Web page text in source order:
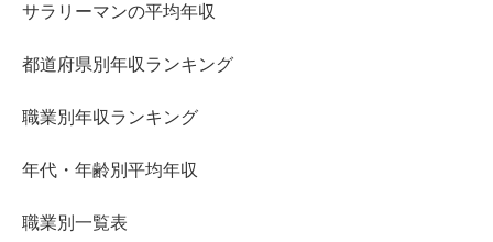
サラリーマンの平均年収
都道府県別年収ランキング
職業別年収ランキング
年代・年齢別平均年収
職業別一覧表